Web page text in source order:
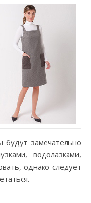
будут замечательно
водолазками,
однако следует